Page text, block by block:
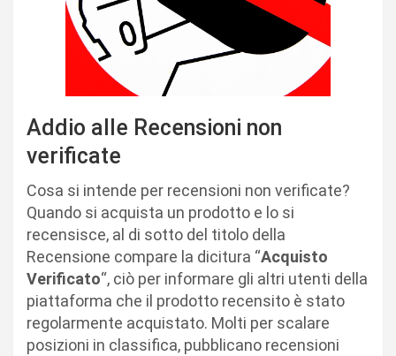
Addio alle Recensioni non
verificate
Cosa si intende per recensioni non verificate?
Quando si acquista un prodotto e lo si
recensisce, al di sotto del titolo della
Recensione compare la dicitura “Acquisto
Verificato“, ciò per informare gli altri utenti della
piattaforma che il prodotto recensito è stato
regolarmente acquistato. Molti per scalare
posizioni in classifica, pubblicano recensioni